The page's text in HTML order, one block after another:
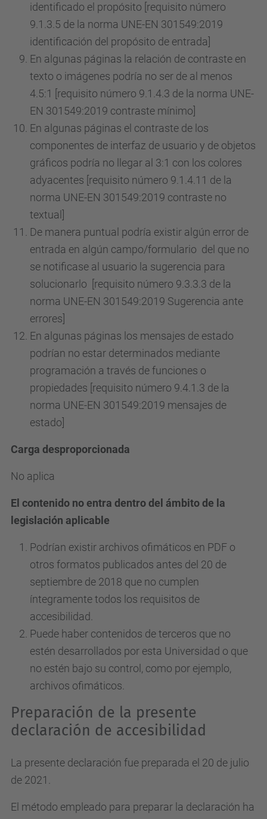
identificado el propósito [requisito número
9.1.3.5 de la norma UNE-EN 301549:2019
identificación del propósito de entrada]
En algunas páginas la relación de contraste en
texto o imágenes podría no ser de al menos
4.5:1 [requisito número 9.1.4.3 de la norma UNE-
EN 301549:2019 contraste mínimo]
En algunas páginas el contraste de los
componentes de interfaz de usuario y de objetos
gráficos podría no llegar al 3:1 con los colores
adyacentes [requisito número 9.1.4.11 de la
norma UNE-EN 301549:2019 contraste no
textual]
De manera puntual podría existir algún error de
entrada en algún campo/formulario del que no
se notificase al usuario la sugerencia para
solucionarlo [requisito número 9.3.3.3 de la
norma UNE-EN 301549:2019 Sugerencia ante
errores]
En algunas páginas los mensajes de estado
podrían no estar determinados mediante
programación a través de funciones o
propiedades [requisito número 9.4.1.3 de la
norma UNE-EN 301549:2019 mensajes de
estado]
Carga desproporcionada
No aplica
El contenido no entra dentro del ámbito de la
legislación aplicable
Podrían existir archivos ofimáticos en PDF o
otros formatos publicados antes del 20 de
septiembre de 2018 que no cumplen
íntegramente todos los requisitos de
accesibilidad.
Puede haber contenidos de terceros que no
estén desarrollados por esta Universidad o que
no estén bajo su control, como por ejemplo,
archivos ofimáticos.
Preparación de la presente
declaración de accesibilidad
La presente declaración fue preparada el 20 de julio
de 2021.
El método empleado para preparar la declaración ha